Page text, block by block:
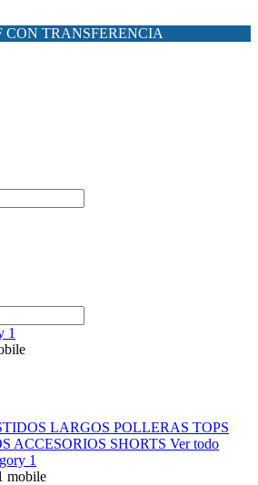
CON TRANSFERENCIA
LARGOS POLLERAS TOPS
ACCESORIOS SHORTS Ver todo